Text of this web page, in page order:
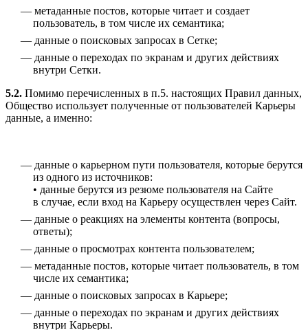
метаданные постов, которые читает и создает
пользователь, в том числе их семантика;
данные о поисковых запросах в Сетке;
данные о переходах по экранам и других действиях
внутри Сетки.
5.2. Помимо перечисленных в п.5. настоящих Правил данных,
Общество использует полученные от пользователей Карьеры
данные, а именно:
данные о карьерном пути пользователя, которые берутся
из одного из источников:
• данные берутся из резюме пользователя на Сайте
в случае, если вход на Карьеру осуществлен через Сайт.
данные о реакциях на элементы контента (вопросы,
ответы);
данные о просмотрах контента пользователем;
метаданные постов, которые читает пользователь, в том
числе их семантика;
данные о поисковых запросах в Карьере;
данные о переходах по экранам и других действиях
внутри Карьеры.